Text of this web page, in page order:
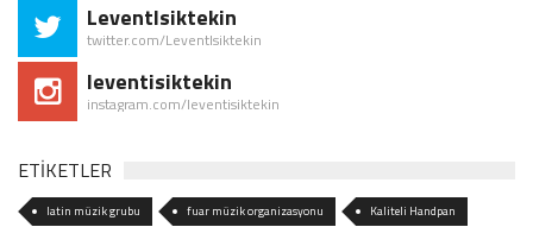
LeventIsiktekin
twitter.com/LeventIsiktekin
leventisiktekin
instagram.com/leventisiktekin
ETİKETLER
latin müzik grubu fuar müzik organizasyonu Kaliteli Handpan